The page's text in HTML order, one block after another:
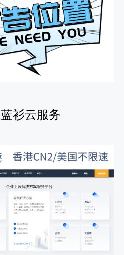
蓝衫云服务